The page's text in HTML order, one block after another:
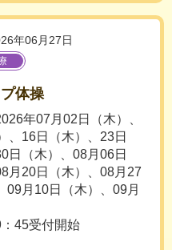
年06月27日
体操
年07月02日（木）、
、16日（木）、23日
日（木）、08月06日
月20日（木）、08月27
09月10日（木）、09月
45受付開始